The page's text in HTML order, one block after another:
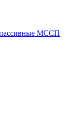
пассивные МССП